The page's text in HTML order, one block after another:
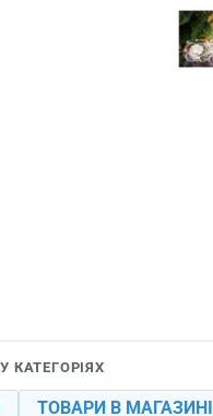
КАТЕГОРІЯХ
ТОВАРИ В МАГАЗИНІ